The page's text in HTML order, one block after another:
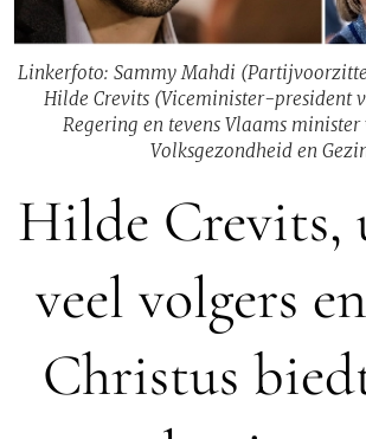
Linkerfoto: Sammy Mahdi
Hilde Crevits (Viceminister-president
Regering en tevens Vlaams
Volksgezondheid en
Hilde Crevits,
veel volgers
Christus